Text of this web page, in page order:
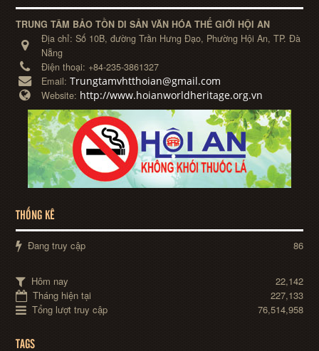
TRUNG TÂM BẢO TỒN DI SẢN VĂN HÓA THẾ GIỚI HỘI AN
Địa chỉ:Số 10B, đường Trần Hưng Đạo, Phường Hội An, TP. Đà
Nẵng
Điện thoại: +84-235-3861327
Email:Trungtamvhtthoian@gmail.com
Website: http://www.hoianworldheritage.org.vn
THỐNG KÊ
Đang truy cập 86
Hôm nay
22,142
Tháng hiện tại
227,133
Tổng lượt truy cập
76,514,958
TAGS